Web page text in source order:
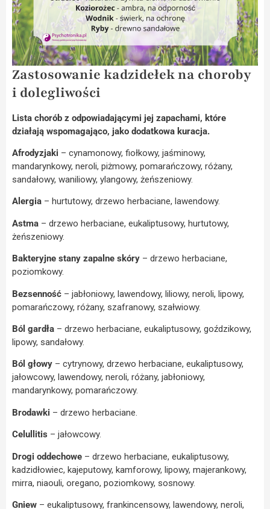
Zastosowanie kadzidełek na choroby
i dolegliwości
Lista chorób z odpowiadającymi jej zapachami, które
działają wspomagająco, jako dodatkowa kuracja.
Afrodyzjaki – cynamonowy, fiołkowy, jaśminowy,
mandarynkowy, neroli, piżmowy, pomarańczowy, różany,
sandałowy, waniliowy, ylangowy, żeńszeniowy.
Alergia – hurtutowy, drzewo herbaciane, lawendowy.
Astma – drzewo herbaciane, eukaliptusowy, hurtutowy,
żeńszeniowy.
Bakteryjne stany zapalne skóry – drzewo herbaciane,
poziomkowy.
Bezsenność – jabłoniowy, lawendowy, liliowy, neroli, lipowy,
pomarańczowy, różany, szafranowy, szałwiowy.
Ból gardła – drzewo herbaciane, eukaliptusowy, goździkowy,
lipowy, sandałowy.
Ból głowy – cytrynowy, drzewo herbaciane, eukaliptusowy,
jałowcowy, lawendowy, neroli, różany, jabłoniowy,
mandarynkowy, pomarańczowy.
Brodawki – drzewo herbaciane.
Celullitis – jałowcowy.
Drogi oddechowe – drzewo herbaciane, eukaliptusowy,
kadzidłowiec, kajeputowy, kamforowy, lipowy, majerankowy,
mirra, niaouli, oregano, poziomkowy, sosnowy.
Gniew – eukaliptusowy, frankincensowy, lawendowy, neroli,